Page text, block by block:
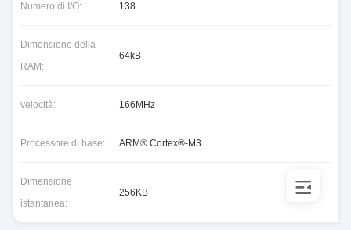
Numero di I/O: 138
Dimensione della
RAM:
64kB
velocità: 166MHz
Processore di base: ARM® Cortex®-M3
Dimensione
istantanea:
256KB